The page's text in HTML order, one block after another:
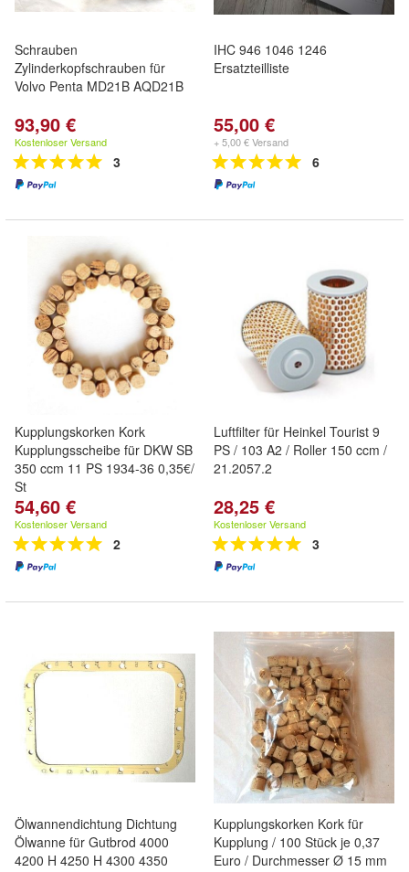
Schrauben
Zylinderkopfschrauben für
Volvo Penta MD21B AQD21B
93,90 €
Kostenloser Versand
3
IHC 946 1046 1246
Ersatzteilliste
55,00 €
+ 5,00 € Versand
6
Kupplungskorken Kork
Kupplungsscheibe für DKW SB
350 ccm 11 PS 1934-36 0,35€/
St
54,60 €
Kostenloser Versand
2
Luftfilter für Heinkel Tourist 9
PS / 103 A2 / Roller 150 ccm /
21.2057.2
28,25 €
Kostenloser Versand
3
Ölwannendichtung Dichtung
Ölwanne für Gutbrod 4000
4200 H 4250 H 4300 4350
Kupplungskorken Kork für
Kupplung / 100 Stück je 0,37
Euro / Durchmesser Ø 15 mm